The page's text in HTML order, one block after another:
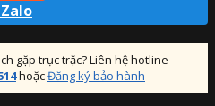
gặp trục trặc? Liên hệ hotline
hoặcĐăng ký bảo hành